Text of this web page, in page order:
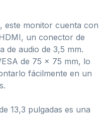
este monitor cuenta con
un conector de
de audio de 3,5 mm.
de 75 x 75 mm, lo
fácilmente en un
13,3 pulgadas es una